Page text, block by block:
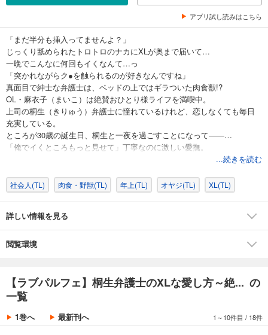
アプリ試し読みはこちら
「まだ半分も挿入ってませんよ？」
じっくり舐められたトロトロのナカにXLが奥まで届いて…
一晩でこんなに何回もイくなんて…っ
「突かれながらク●を触られるのが好きなんですね」
真面目で紳士な弁護士は、ベッドの上ではギラついた肉食獣!?
OL・麻衣子（まいこ）は絶賛おひとり様ライフを満喫中。
上司の桐生（きりゅう）弁護士に憧れているけれど、恋しなくても毎日
充実している。
ところが30歳の誕生日、桐生と一夜を過ごすことになって――…
「俺でイくところもっと見せて」丁寧なのに激しい愛撫。
甘やかされてとろかされて、おかしくなりそうなほど気持ちいい…っ
※本書は「ラブパルフェVOL.62-1」に収録されています。重複購入にご注
...続きを読む
社会人(TL) 肉食・野獣(TL) 年上(TL) オヤジ(TL) XL(TL)
詳しい情報を見る
閲覧環境
【ラブパルフェ】桐生弁護士のXLな愛し方～絶... の
一覧
1巻へ 最新刊へ 1～10件目 / 18件